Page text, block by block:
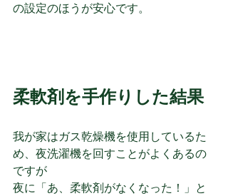
の設定のほうが安心です。
柔軟剤を手作りした結果
我が家はガス乾燥機を使用しているた
め、夜洗濯機を回すことがよくあるの
ですが
夜に「あ、柔軟剤がなくなった！」と